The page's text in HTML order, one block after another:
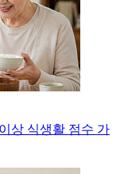
상 식생활 점수 가